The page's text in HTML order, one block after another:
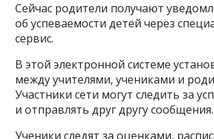
Сейчас родители получают
об успеваемости детей через
сервис.
В этой электронной системе
между учителями, учениками и
Участники сети могут следить за
и отправлять друг другу сообщения.
Ученики следят за оценками,